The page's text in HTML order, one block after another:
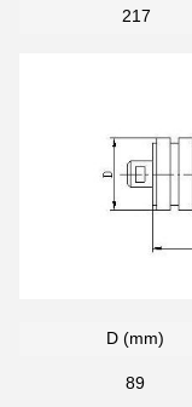
217
D (mm)
89